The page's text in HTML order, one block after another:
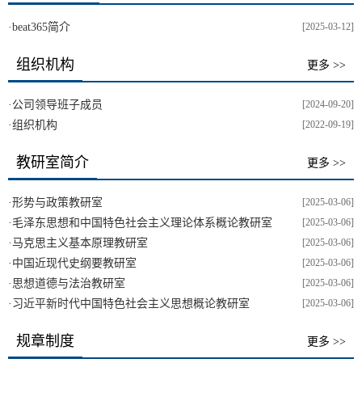
[2025-03-12]
·beat365简介
组织机构 更多 >>
[2024-09-20]
· 公司领导班子成员
[2022-09-19]
·组织机构
教研室简介 更多 >>
[2025-03-06]
·形势与政策教研室
[2025-03-06]
· 毛泽东思想和中国特色社会主义理论体系概论教研室
[2025-03-06]
·马克思主义基本原理教研室
[2025-03-06]
· 中国近现代史纲要教研室
[2025-03-06]
· 思想道德与法治教研室
[2025-03-06]
· 习近平新时代中国特色社会主义思想概论教研室
规章制度 更多 >>